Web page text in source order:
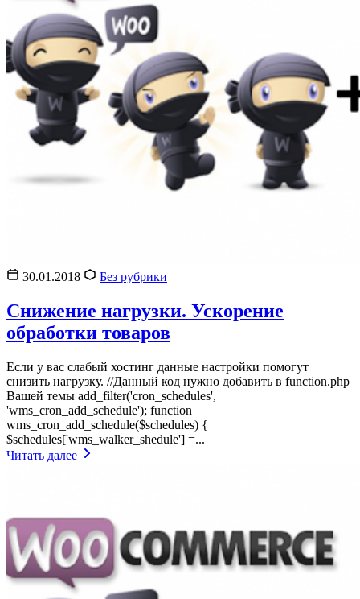
30.01.2018 Без рубрики
Снижение нагрузки. Ускорение
обработки товаров
Если у вас слабый хостинг данные настройки помогут
снизить нагрузку. //Данный код нужно добавить в function.php
Вашей темы add_filter('cron_schedules',
'wms_cron_add_schedule'); function
wms_cron_add_schedule($schedules) {
$schedules['wms_walker_shedule'] =...
Читать далее